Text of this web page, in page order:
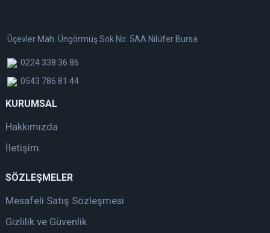
Üçevler Mah. Üngörmüş Sok No: 5AA Nilüfer Bursa
0224 338 36 86
0543 786 81 44
KURUMSAL
Hakkımızda
İletişim
SÖZLEŞMELER
Mesafeli Satış Sözleşmesi
Gizlilik ve Güvenlik